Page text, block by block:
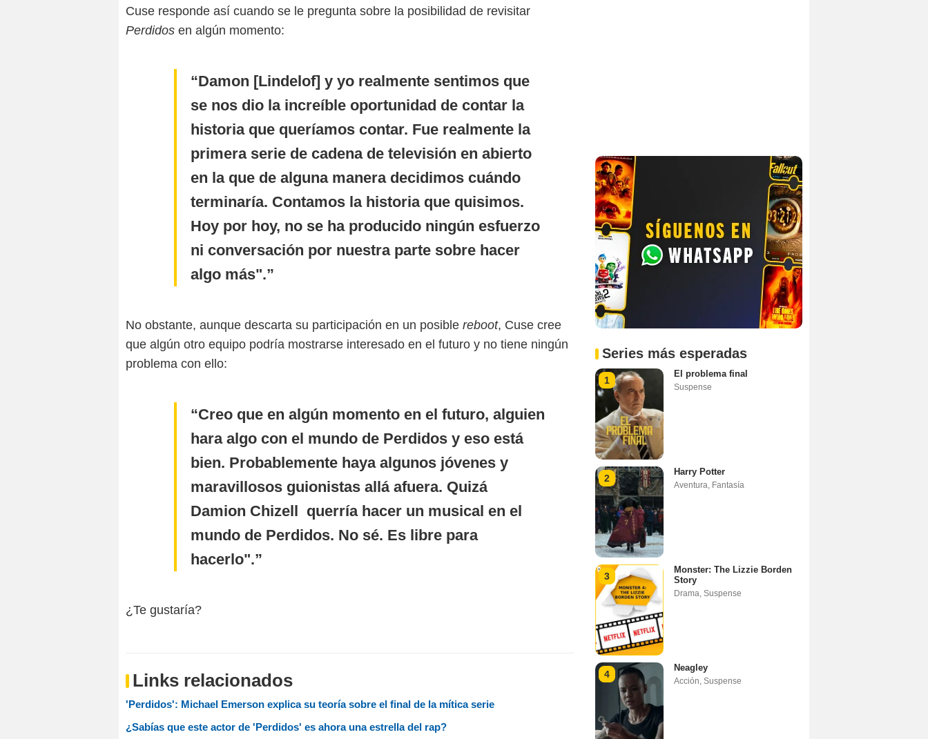
Cuse responde así cuando se le pregunta sobre la posibilidad de revisitar
Perdidos en algún momento:
Damon [Lindelof] y yo realmente sentimos que
se nos dio la increíble oportunidad de contar la
historia que queríamos contar. Fue realmente la
primera serie de cadena de televisión en abierto
en la que de alguna manera decidimos cuándo
terminaría. Contamos la historia que quisimos.
Hoy por hoy, no se ha producido ningún esfuerzo
ni conversación por nuestra parte sobre hacer
algo más".
No obstante, aunque descarta su participación en un posible reboot, Cuse cree
que algún otro equipo podría mostrarse interesado en el futuro y no tiene ningún
problema con ello:
Creo que en algún momento en el futuro, alguien
hara algo con el mundo de Perdidos y eso está
bien. Probablemente haya algunos jóvenes y
maravillosos guionistas allá afuera. Quizá
Damion Chizell querría hacer un musical en el
mundo de Perdidos. No sé. Es libre para
hacerlo".
¿Te gustaría?
Links relacionados
'Perdidos': Michael Emerson explica su teoría sobre el final de la mítica serie
¿Sabías que este actor de 'Perdidos' es ahora una estrella del rap?
Series más esperadas
1
El problema final
Suspense
2
Harry Potter
Aventura Fantasía
3
Monster: The Lizzie Borden
Story
Drama Suspense
4
Neagley
Acción Suspense